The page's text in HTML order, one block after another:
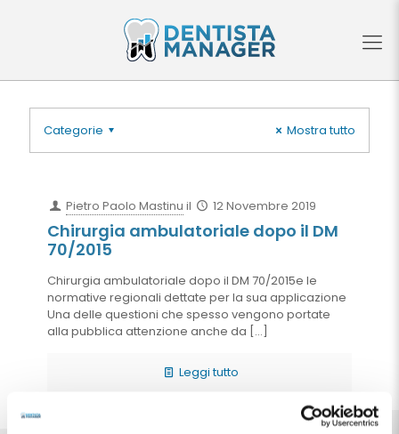
Categorie Mostra tutto
Pietro Paolo Mastinu il 12 Novembre 2019
Chirurgia ambulatoriale dopo il DM
70/2015
Chirurgia ambulatoriale dopo il DM 70/2015e le
normative regionali dettate per la sua applicazione
Una delle questioni che spesso vengono portate
alla pubblica attenzione anche da […]
Leggi tutto